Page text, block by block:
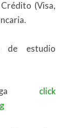
(Visa,
de estudio
click